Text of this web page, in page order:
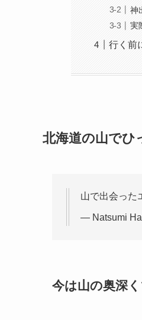
神
実
行く前
北海道の山でひ
山で出会った
— Natsumi
今は山の奥深